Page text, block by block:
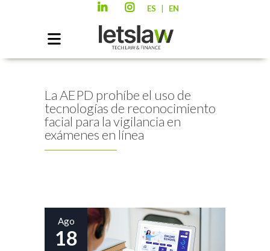
ES EN
La AEPD prohíbe el uso de
tecnologías de reconocimiento
facial para la vigilancia en
exámenes en línea
Ago
18